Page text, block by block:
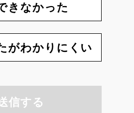
きなかった
がわかりにくい
信する